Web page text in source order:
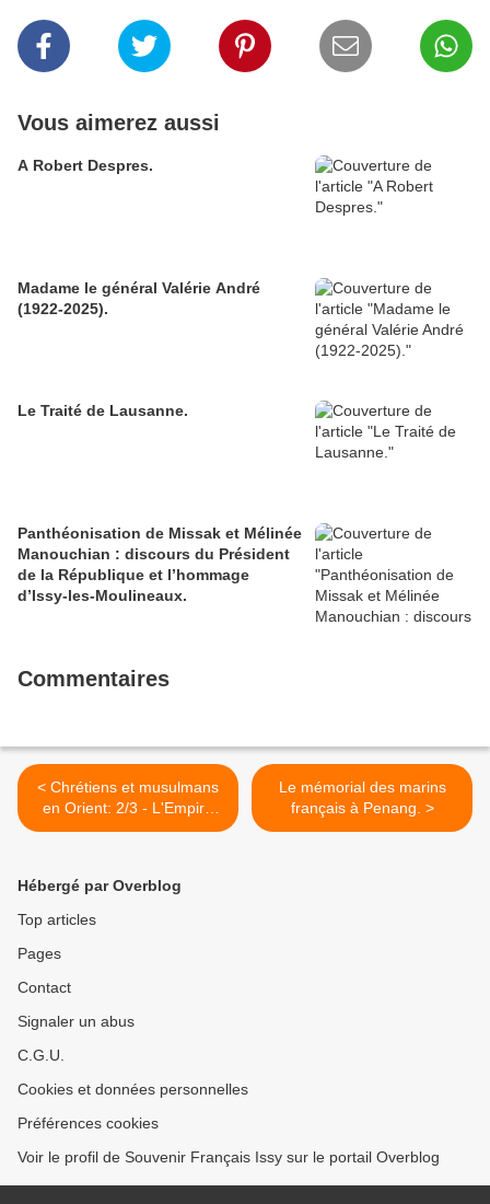
Vous aimerez aussi
A Robert Despres.
Madame le général Valérie André
(1922-2025).
Le Traité de Lausanne.
Panthéonisation de Missak et Mélinée
Manouchian : discours du Président
de la République et l’hommage
d’Issy-les-Moulineaux.
Commentaires
< Chrétiens et musulmans
en Orient: 2/3 - L'Empire
ottoman.
Le mémorial des marins
français à Penang. >
Hébergé par Overblog
Top articles
Pages
Contact
Signaler un abus
C.G.U.
Cookies et données personnelles
Préférences cookies
Voir le profil de Souvenir Français Issy sur le portail Overblog